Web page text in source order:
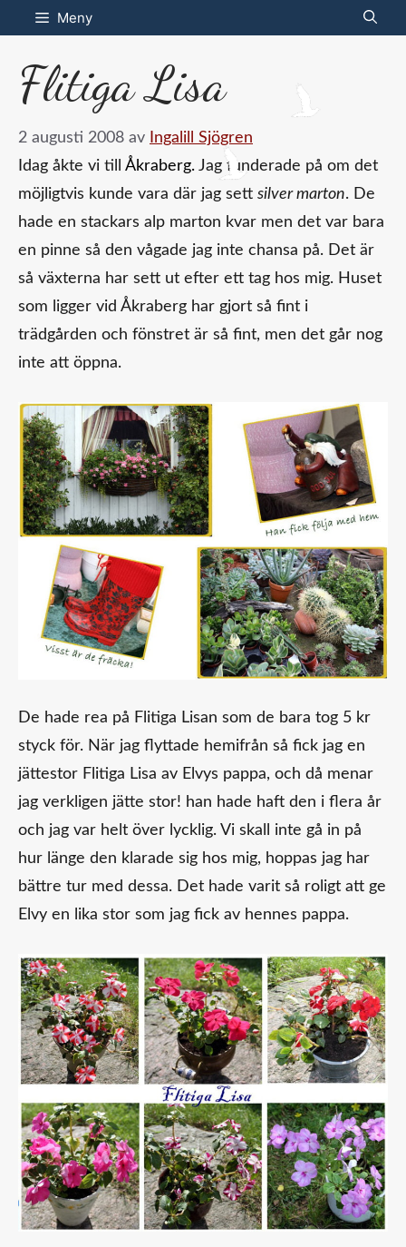
Hoppa
till
innehåll
Meny
Flitiga Lisa
2 augusti 2008 av
Ingalill Sjögren
Idag åkte vi till
Åkraberg. Jag funderade på om det
möjligtvis kunde vara där jag sett silver marton. De
hade en stackars alp marton kvar men det var bara
en pinne så den vågade jag inte chansa på. Det är
så växterna har sett ut efter ett tag hos mig. Huset
som ligger vid Åkraberg har gjort så fint i
trädgården och fönstret är så fint, men det går nog
inte att öppna.
De hade rea på Flitiga Lisan som de bara tog 5 kr
styck för. När jag flyttade hemifrån så fick jag en
jättestor Flitiga Lisa av Elvys pappa, och då menar
jag verkligen jätte stor! han hade haft den i flera år
och jag var helt över lycklig. Vi skall inte gå in på
hur länge den klarade sig hos mig, hoppas jag har
bättre tur med dessa. Det hade varit så roligt att ge
Elvy en lika stor som jag fick av hennes pappa.